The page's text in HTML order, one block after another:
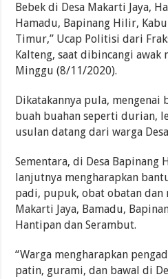
Bebek di Desa Makarti Jaya,
Hamadu, Bapinang Hilir,
Timur,” Ucap Politisi dari
Kalteng, saat dibincangi
Minggu (8/11/2020).
Dikatakannya pula,
buah buahan seperti durian,
usulan datang dari warga
Sementara, di Desa Bapinang
lanjutnya mengharapkan
padi, pupuk, obat obatan dan
Makarti Jaya, Bamadu,
Hantipan dan Serambut.
“Warga mengharapkan
patin, gurami, dan bawal di